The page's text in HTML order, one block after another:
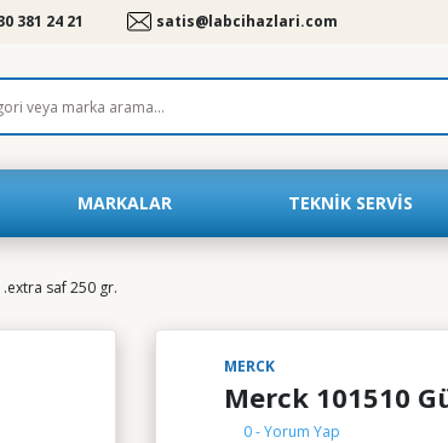
381 24 21 satis@labcihazlari.com
MARKALAR TEKNIK SERVIS
saf 250 gr.
MERCK
Merck 101510
0 - Yorum Yap